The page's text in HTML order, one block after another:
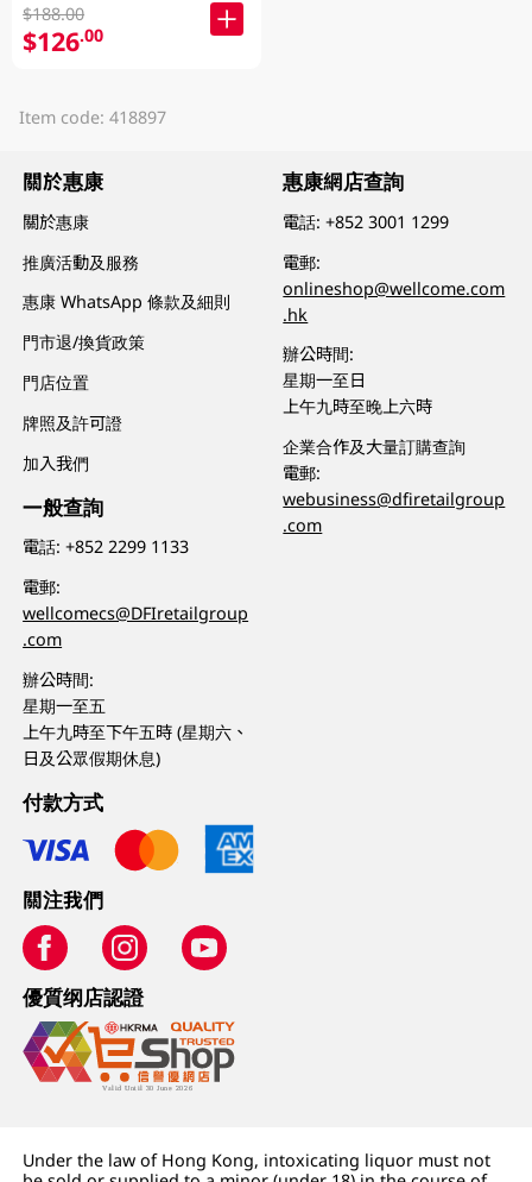
$188.00
$126.00
Item code: 418897
關於惠康
關於惠康
推廣活動及服務
惠康 WhatsApp 條款及細則
門市退/換貨政策
門店位置
牌照及許可證
加入我們
一般查詢
電話:+852 2299 1133
電郵:
wellcomecs@DFIretailgroup
.com
辦公時間:
星期一至五
上午九時至下午五時 (星期六、
日及公眾假期休息)
惠康網店查詢
電話:+852 3001 1299
電郵:
onlineshop@wellcome.com
.hk
辦公時間:
星期一至日
上午九時至晚上六時
企業合作及大量訂購查詢
電郵:
webusiness@dfiretailgroup
.com
付款方式
關注我們
優質纲店認證
Under the law of Hong Kong, intoxicating liquor must not